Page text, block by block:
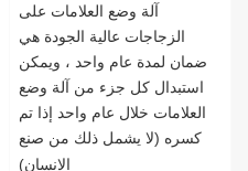
آلة وضع العلامات على
الزجاجات عالية الجودة هي
ضمان لمدة عام واحد ، ويمكن
استبدال كل جزء من آلة وضع
العلامات خلال عام واحد إذا تم
كسره (لا يشمل ذلك من صنع